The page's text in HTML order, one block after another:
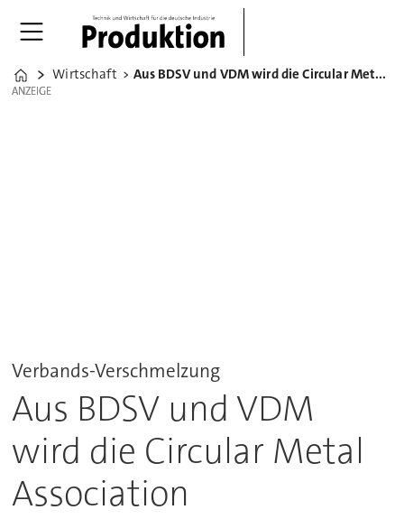
Home
Wirtschaft Aus BDSV und VDM wird die Circular Metal Association&nbsp;
ANZEIGE
ANZEIGE
Verbands-Verschmelzung
Aus BDSV und VDM
wird die Circular Metal
Association